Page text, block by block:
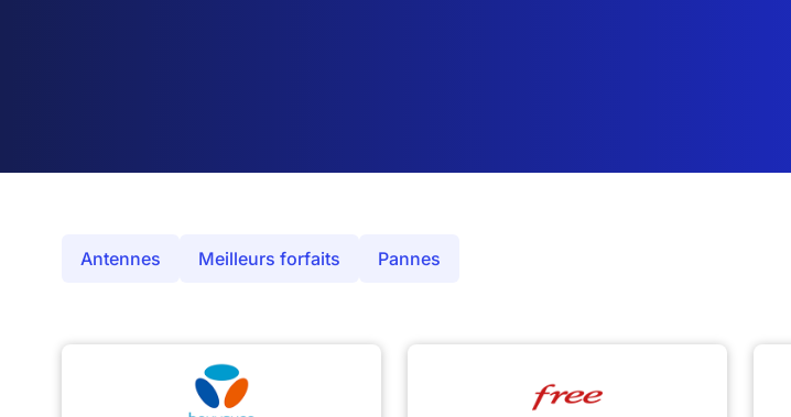
Antennes Meilleurs forfaits Pannes